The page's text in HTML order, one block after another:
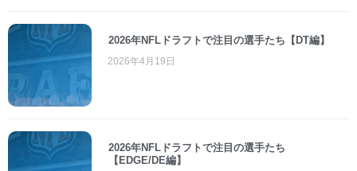
2026年NFLドラフトで注目の選手たち【DT編】
2026年4月19日
2026年NFLドラフトで注目の選手たち
【EDGE/DE編】